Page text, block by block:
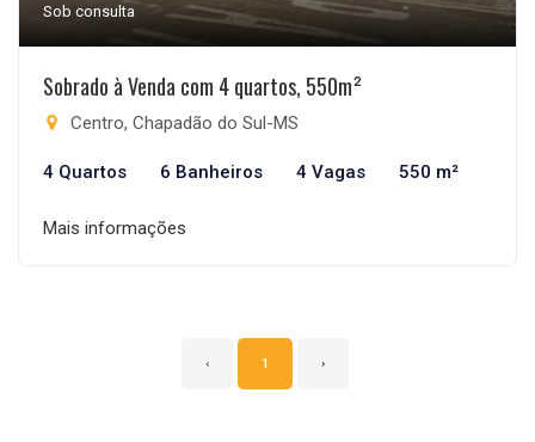
Sob consulta
Sobrado à Venda com 4 quartos, 550m²
Centro, Chapadão do Sul-MS
4 Quartos 6 Banheiros 4 Vagas 550 m²
Mais informações
‹ 1 ›